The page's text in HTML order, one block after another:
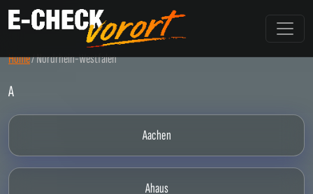
Home/Nordrhein-Westfalen
A
Aachen
Ahaus